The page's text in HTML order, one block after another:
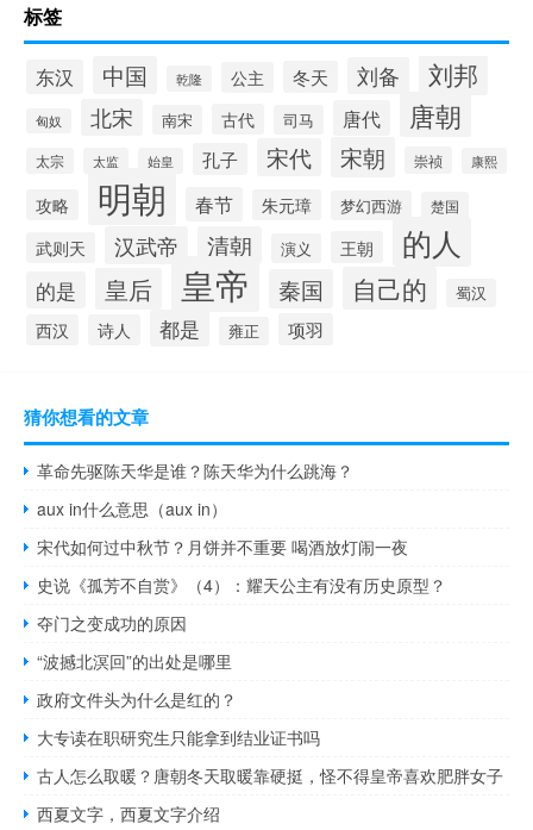
标签
东汉 中国 乾隆 公主 冬天 刘备 刘邦
匈奴 北宋 南宋 古代 司马 唐代 唐朝
太宗 太监 始皇 孔子 宋代 宋朝 崇祯 康熙
攻略 明朝 春节 朱元璋 梦幻西游 楚国
武则天 汉武帝 清朝 演义 王朝 的人
的是 皇后 皇帝 秦国 自己的 蜀汉
西汉 诗人 都是 雍正 项羽
猜你想看的文章
革命先驱陈天华是谁？陈天华为什么跳海？
aux in什么意思（aux in）
宋代如何过中秋节？月饼并不重要 喝酒放灯闹一夜
史说《孤芳不自赏》（4）：耀天公主有没有历史原型？
夺门之变成功的原因
“波撼北溟回”的出处是哪里
政府文件头为什么是红的？
大专读在职研究生只能拿到结业证书吗
古人怎么取暖？唐朝冬天取暖靠硬挺，怪不得皇帝喜欢肥胖女子
西夏文字，西夏文字介绍